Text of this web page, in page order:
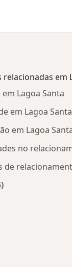
relacionadas em
em Lagoa Santa
em Lagoa Santa
em Lagoa
no
de